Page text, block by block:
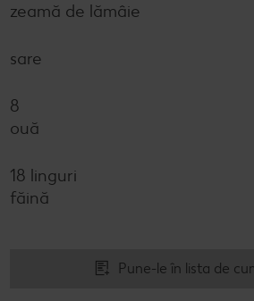
zeamă de lămâie
sare
8
ouă
18 linguri
făină
Pune-le în lista de